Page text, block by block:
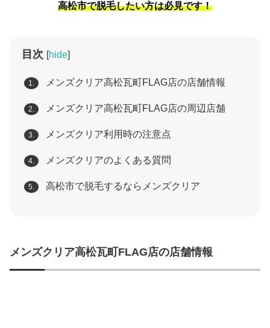
高松市で脱毛したい方は必見です！
目次 [hide]
1. メンズクリア高松瓦町FLAG店の店舗情報
2. メンズクリア高松瓦町FLAG店の周辺店舗
3. メンズクリア利用時の注意点
4. メンズクリアのよくある質問
5. 高松市で脱毛するならメンズクリア
メンズクリア高松瓦町FLAG店の店舗情報